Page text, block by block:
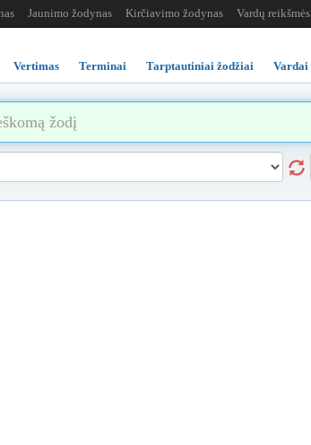
Jaunimo žodynas Kirčiavimo žodynas Vardų reikšmės
Vertimas Terminai Tarptautiniai žodžiai Vardai